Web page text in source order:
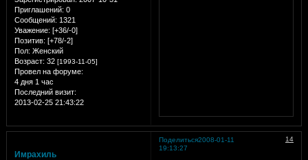
Приглашений: 0
Сообщений: 1321
Уважение: [+36/-0]
Позитив: [+78/-2]
Пол: Женский
Возраст: 32 [1993-11-05]
Провел на форуме:
4 дня 1 час
Последний визит:
2013-02-25 21:43:22
Поделиться 14
2008-01-11
19:13:27
Имрахиль